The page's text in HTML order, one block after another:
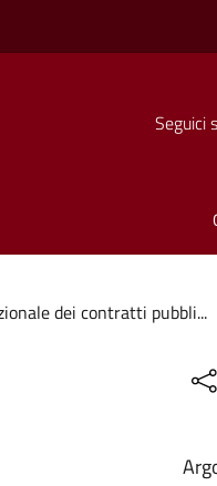
Seguici
dei contratti pubbli...